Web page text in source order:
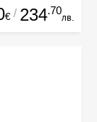
€ / 234.70
лв.